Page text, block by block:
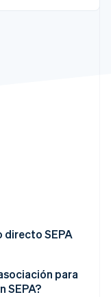
directo SEPA
para
SEPA?